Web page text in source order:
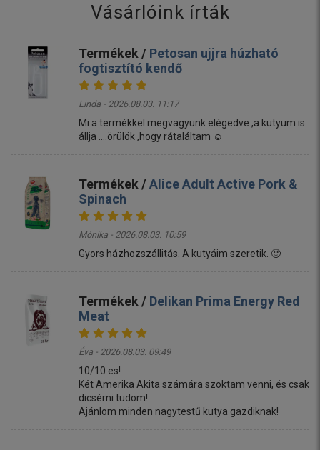
Vásárlóink írták
Termékek / Petosan ujjra húzható
fogtisztító kendő
Linda - 2026.08.03. 11:17
Mi a termékkel megvagyunk elégedve ,a kutyum is
állja ....örülök ,hogy rátaláltam ☺️
Termékek /Alice Adult Active Pork &
Spinach
Mónika - 2026.08.03. 10:59
Gyors házhozszállitás. A kutyáim szeretik. 🙂
Termékek / Delikan Prima Energy Red
Meat
Éva - 2026.08.03. 09:49
10/10 es!
Két Amerika Akita számára szoktam venni, és csak
dicsérni tudom!
Ajánlom minden nagytestű kutya gazdiknak!